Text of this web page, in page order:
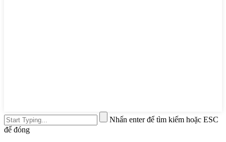
Nhấn enter để tìm kiếm hoặc ESC
để đóng